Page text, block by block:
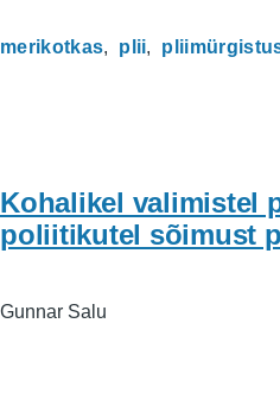
merikotkas plii
Kohalikel valimistel
poliitikutel sõimust
Gunnar Salu